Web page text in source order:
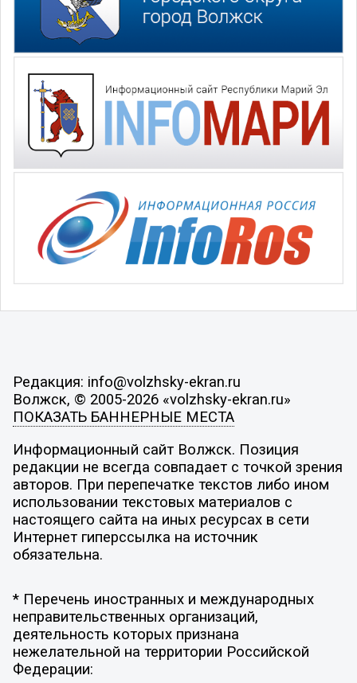
Редакция: info@volzhsky-ekran.ru
Волжск, © 2005-2026 «volzhsky-ekran.ru»
ПОКАЗАТЬ БАННЕРНЫЕ МЕСТА
Информационный сайт Волжск. Позиция
редакции не всегда совпадает с точкой зрения
авторов. При перепечатке текстов либо ином
использовании текстовых материалов с
настоящего сайта на иных ресурсах в сети
Интернет гиперссылка на источник
обязательна.
* Перечень иностранных и международных
неправительственных организаций,
деятельность которых признана
нежелательной на территории Российской
Федерации: